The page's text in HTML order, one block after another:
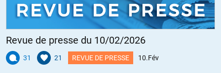
Revue de presse du 10/02/2026
31 21 REVUE DE PRESSE 10.Fév